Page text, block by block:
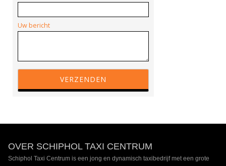
Uw bericht
Footer
inhoud
OVER SCHIPHOL TAXI CENTRUM
Schiphol Taxi Centrum is een jong en dynamisch taxibedrijf met een grote